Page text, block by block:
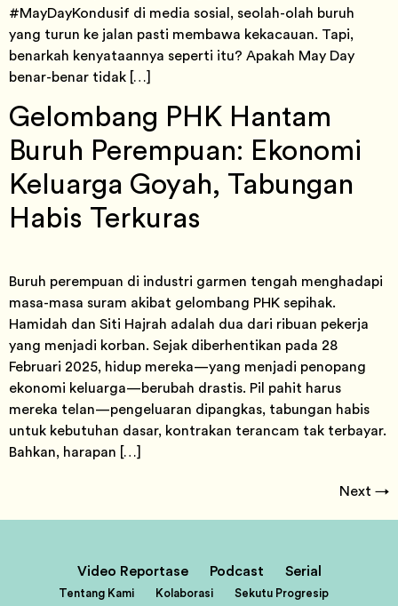
#MayDayKondusif di media sosial, seolah-olah buruh
yang turun ke jalan pasti membawa kekacauan. Tapi,
benarkah kenyataannya seperti itu? Apakah May Day
benar-benar tidak […]
Gelombang PHK Hantam
Buruh Perempuan: Ekonomi
Keluarga Goyah, Tabungan
Habis Terkuras
Buruh perempuan di industri garmen tengah menghadapi
masa-masa suram akibat gelombang PHK sepihak.
Hamidah dan Siti Hajrah adalah dua dari ribuan pekerja
yang menjadi korban. Sejak diberhentikan pada 28
Februari 2025, hidup mereka—yang menjadi penopang
ekonomi keluarga—berubah drastis. Pil pahit harus
mereka telan—pengeluaran dipangkas, tabungan habis
untuk kebutuhan dasar, kontrakan terancam tak terbayar.
Bahkan, harapan […]
Next →
Video Reportase Podcast Serial
Tentang Kami Kolaborasi Sekutu Progresip